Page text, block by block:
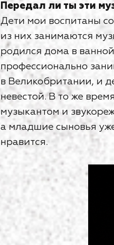
Передал ли ты эти
Дети мои воспитаны
из них занимаются
родился дома в
профессионально
в Великобритании, и
невестой. В то же
музыкантом и
а младшие сыновья
нравится.